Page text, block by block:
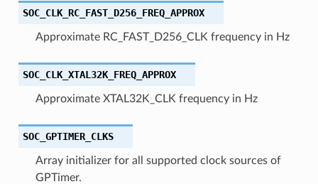
SOC_CLK_RC_FAST_D256_FREQ_APPROX
Approximate RC_FAST_D256_CLK frequency in Hz
SOC_CLK_XTAL32K_FREQ_APPROX
Approximate XTAL32K_CLK frequency in Hz
SOC_GPTIMER_CLKS
Array initializer for all supported clock sources of
GPTimer.